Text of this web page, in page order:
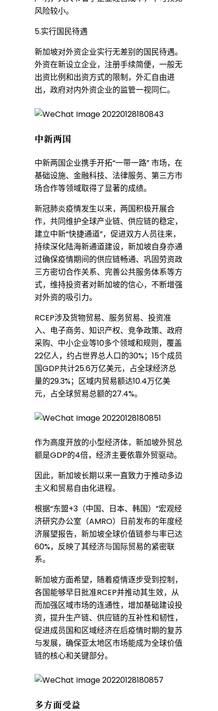
风险较小。
5.实行国民待遇
新加坡对外资企业实行无差别的国民待遇。
外资在新设立企业，注册手续简便，一般无
出资比例和出资方式的限制，外汇自由进
出，政府对内外资企业的监管一视同仁。
中新两国
中新两国企业携手开拓“一带一路” 市场，在
基础设施、金融科技、法律服务、第三方市
场合作等领域取得了显著的成绩。
新冠肺炎疫情发生以来，两国积极开展合
作，共同维护全球产业链、供应链的稳定，
建立中新“快捷通道”，促进双方人员往来，
持续深化陆海新通道建设，新加坡自身亦通
过确保疫情期间的供应链畅通、巩固劳资政
三方密切合作关系、完善公共服务体系等方
式，维持投资者对新加坡的信心，不断增强
对外资的吸引力。
RCEP涉及货物贸易、服务贸易、投资准
入、电子商务、知识产权、竞争政策、政府
采购、中小企业等10多个领域和规则，覆盖
22亿人，约占世界总人口的30%；15个成员
国GDP共计25.6万亿美元，占全球经济总
量的29.3%；区域内贸易额达10.4万亿美
元，占全球贸易总额的27.4%。
作为高度开放的小型经济体，新加坡外贸总
额是GDP的4倍，经济主要依靠外贸驱动。
因此，新加坡长期以来一直致力于推动多边
主义和贸易自由化进程。
根据“东盟+3（中国、日本、韩国）”宏观经
济研究办公室（AMRO）日前发布的年度经
济展望报告，新加坡全球价值链参与率已达
60%，反映了其经济与国际贸易的紧密联
系。
新加坡方面希望，随着疫情逐步受到控制，
各国能够早日批准RCEP并推动其生效，从
而加强区域市场的连通性，增加基础建设投
资，提升生产链、供应链的互补性和韧性，
促进成员国和区域经济在后疫情时期的复苏
与发展，确保亚太地区市场能成为全球价值
链的核心和关键部分。
多方面受益